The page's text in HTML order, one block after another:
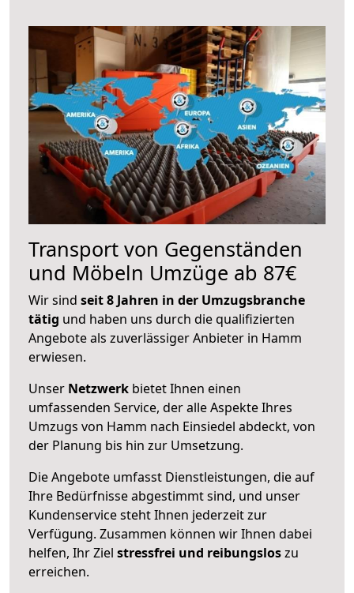
Transport von Gegenständen
und Möbeln Umzüge ab 87€
Wir sind seit 8 Jahren in der Umzugsbranche
tätig und haben uns durch die qualifizierten
Angebote als zuverlässiger Anbieter in Hamm
erwiesen.
Unser Netzwerk bietet Ihnen einen
umfassenden Service, der alle Aspekte Ihres
Umzugs von Hamm nach Einsiedel abdeckt, von
der Planung bis hin zur Umsetzung.
Die Angebote umfasst Dienstleistungen, die auf
Ihre Bedürfnisse abgestimmt sind, und unser
Kundenservice steht Ihnen jederzeit zur
Verfügung. Zusammen können wir Ihnen dabei
helfen, Ihr Ziel stressfrei und reibungsloszu
erreichen.